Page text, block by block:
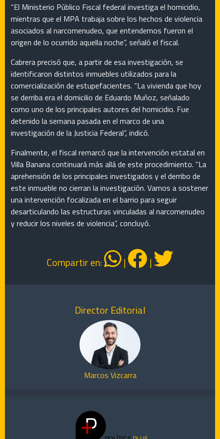
“El Ministerio Público Fiscal federal investiga el homicidio,
mientras que el MPA trabaja sobre los hechos de violencia
asociados al narcomenudeo, que entendemos fueron el
origen de lo ocurrido aquella noche”, señaló el fiscal.
Cabrera precisó que, a partir de esa investigación, se
identificaron distintos inmuebles utilizados para la
comercialización de estupefacientes. “La vivienda que hoy
se derriba era el domicilio de Eduardo Muñoz, señalado
como uno de los principales autores del homicidio. Fue
detenido la semana pasada en el marco de una
investigación de la Justicia Federal”, indicó.
Finalmente, el fiscal remarcó que la intervención estatal en
Villa Banana continuará más allá de este procedimiento. “La
aprehensión de los principales investigados y el derribo de
este inmueble no cierran la investigación. Vamos a sostener
una intervención focalizada en el barrio para seguir
desarticulando las estructuras vinculadas al narcomenudeo
y reducir los niveles de violencia”, concluyó.
Compartir en: | |
Director Editorial
Marcos Vizcarra